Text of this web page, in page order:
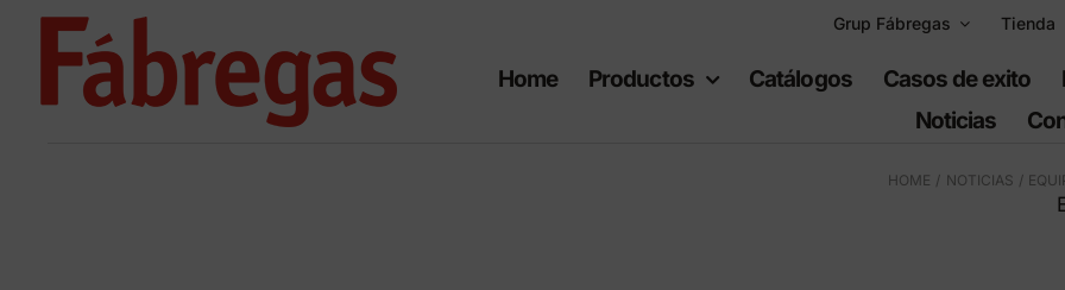
Saltar
contenido
Grup Fábregas Tienda
Home Productos Catálogos Casos de exito
Noticias
HOME NOTICIAS